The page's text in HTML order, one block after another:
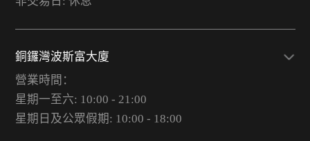
銅鑼灣波斯富大廈
營業時間：
星期一至六: 10:00 - 21:00
星期日及公眾假期: 10:00 - 18:00